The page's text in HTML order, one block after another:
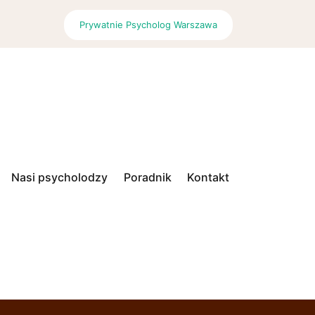
Prywatnie Psycholog Warszawa
P
Nasi psycholodzy Poradnik Kontakt